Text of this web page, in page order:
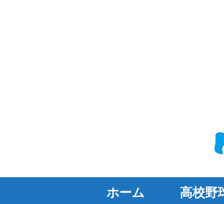
ホーム 高校野